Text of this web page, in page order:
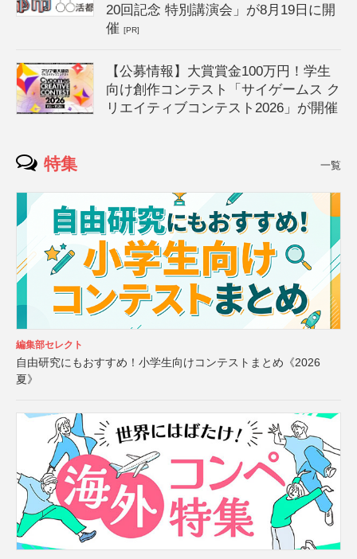
20回記念 特別講演会」が8月19日に開
催[PR]
【公募情報】大賞賞金100万円！学生
向け創作コンテスト「サイゲームス ク
リエイティブコンテスト2026」が開催
特集 一覧
編集部セレクト
自由研究にもおすすめ！小学生向けコンテストまとめ《2026
夏》